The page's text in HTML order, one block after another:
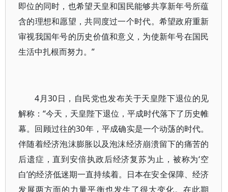
即位的同时，也希望天皇和国民能够共享新年号所蕴
含的理想和愿望，共同度过一个时代。希望政府重新
审视我国年号的历史价值和意义，为使新年号在国民
生活中扎根而努力。”
4月30日，自民党也发布关于天皇陛下退位的见
解称：“今天，天皇陛下退位，平成时代落下了历史帷
幕。回顾过往的30年，平成确实是一个动荡的时代。
伴随着经济泡沫膨胀以及泡沫经济崩溃留下的痛苦的
后遗症，直到安倍执政后经济复苏为止，被称为‘空
白’的经济低迷期一直持续着。日本在安全保障、经济
发展两方面的力量平衡也发生了很大变化。在此期